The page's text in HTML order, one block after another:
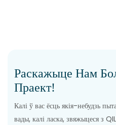
Раскажыце Нам
Праект!
Калі ў вас ёсць якія-небудзь
вады, калі ласка, звяжыцеся з